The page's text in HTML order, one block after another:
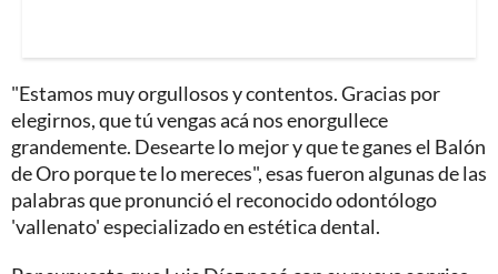
"Estamos muy orgullosos y contentos. Gracias por
elegirnos, que tú vengas acá nos enorgullece
grandemente. Desearte lo mejor y que te ganes el Balón
de Oro porque te lo mereces", esas fueron algunas de las
palabras que pronunció el reconocido odontólogo
'vallenato' especializado en estética dental.